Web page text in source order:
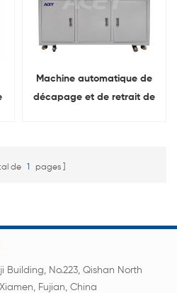
Machine automatique de
décapage et de retrait de
de 1 pages
Building, No.223, Qishan North
Fujian, China